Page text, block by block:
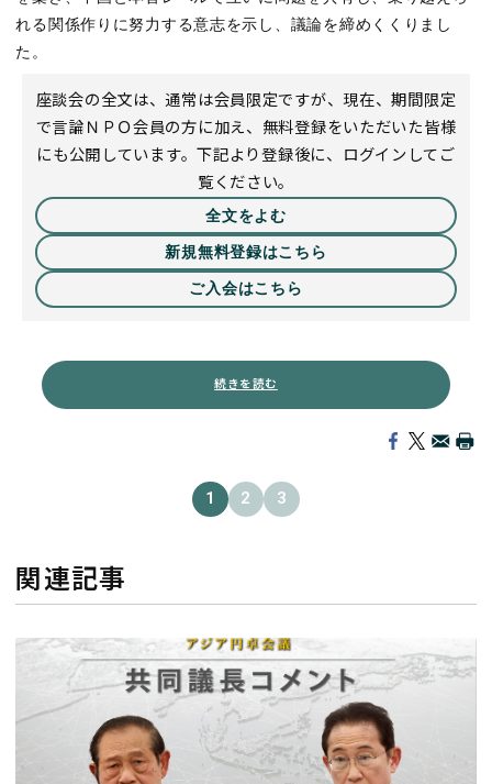
れる関係作りに努力する意志を示し、議論を締めくくりまし
た。
座談会の全文は、通常は会員限定ですが、現在、期間限定
で言論ＮＰＯ会員の方に加え、無料登録をいただいた皆様
にも公開しています。下記より登録後に、ログインしてご
覧ください。
全文をよむ
新規無料登録はこちら
ご入会はこちら
続きを読む
1 2 3
関連記事